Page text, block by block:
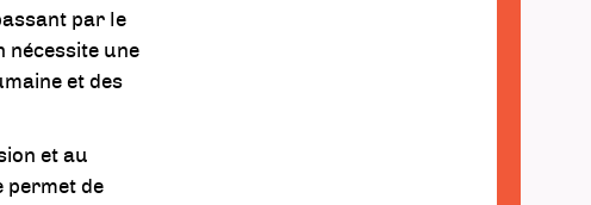
par le
nécessite une
et des
et au
permet de